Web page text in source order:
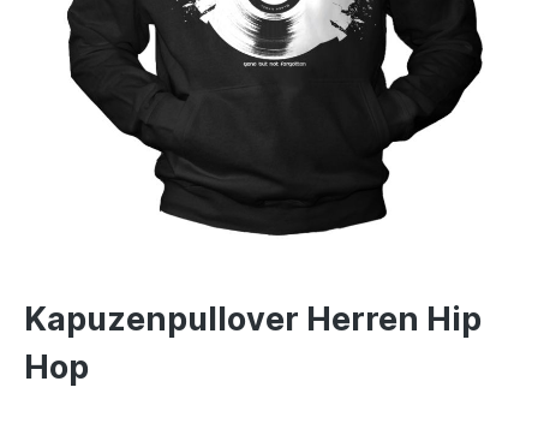
Kapuzenpullover Herren Hip
Hop